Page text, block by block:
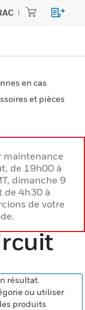
en cas
et pièces
maintenance
de 19h00 à
dimanche 9
de 4h30 à
de votre
résultat.
ou utiliser
produits